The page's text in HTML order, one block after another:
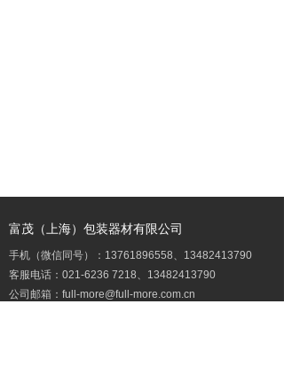
富茂（上海）包装器材有限公司
手机（微信同号）：13761896558、13482413790
客服电话：021-6236 7218、13482413790
公司邮箱：full-more@full-more.com.cn